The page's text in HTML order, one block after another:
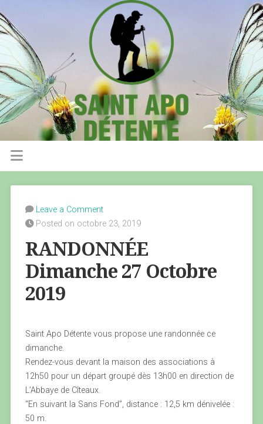
Leave a Comment
Posted on octobre 23, 2019
RANDONNÉE
Dimanche 27 Octobre
2019
Saint Apo Détente vous propose une randonnée ce
dimanche.
Rendez-vous devant la maison des associations à
12h50 pour un départ groupé dès 13h00 en direction de
L’Abbaye de Cîteaux.
“En suivant la Sans Fond”, distance : 12,5 km dénivelée :
50 m.